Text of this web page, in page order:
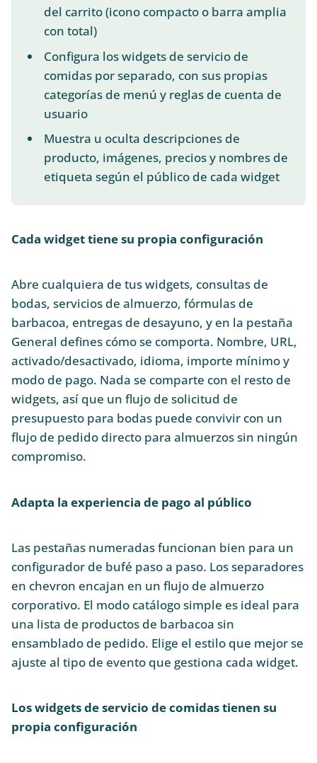
del carrito (icono compacto o barra amplia
con total)
Configura los widgets de servicio de
comidas por separado, con sus propias
categorías de menú y reglas de cuenta de
usuario
Muestra u oculta descripciones de
producto, imágenes, precios y nombres de
etiqueta según el público de cada widget
Cada widget tiene su propia configuración
Abre cualquiera de tus widgets, consultas de
bodas, servicios de almuerzo, fórmulas de
barbacoa, entregas de desayuno, y en la pestaña
General defines cómo se comporta. Nombre, URL,
activado/desactivado, idioma, importe mínimo y
modo de pago. Nada se comparte con el resto de
widgets, así que un flujo de solicitud de
presupuesto para bodas puede convivir con un
flujo de pedido directo para almuerzos sin ningún
compromiso.
Adapta la experiencia de pago al público
Las pestañas numeradas funcionan bien para un
configurador de bufé paso a paso. Los separadores
en chevron encajan en un flujo de almuerzo
corporativo. El modo catálogo simple es ideal para
una lista de productos de barbacoa sin
ensamblado de pedido. Elige el estilo que mejor se
ajuste al tipo de evento que gestiona cada widget.
Los widgets de servicio de comidas tienen su
propia configuración